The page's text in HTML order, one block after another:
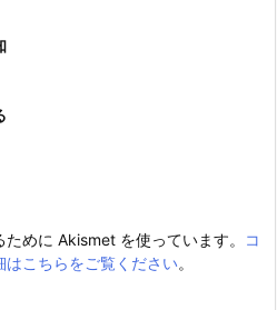
めに Akismet を使っています。
コ
はこちらをご覧ください。